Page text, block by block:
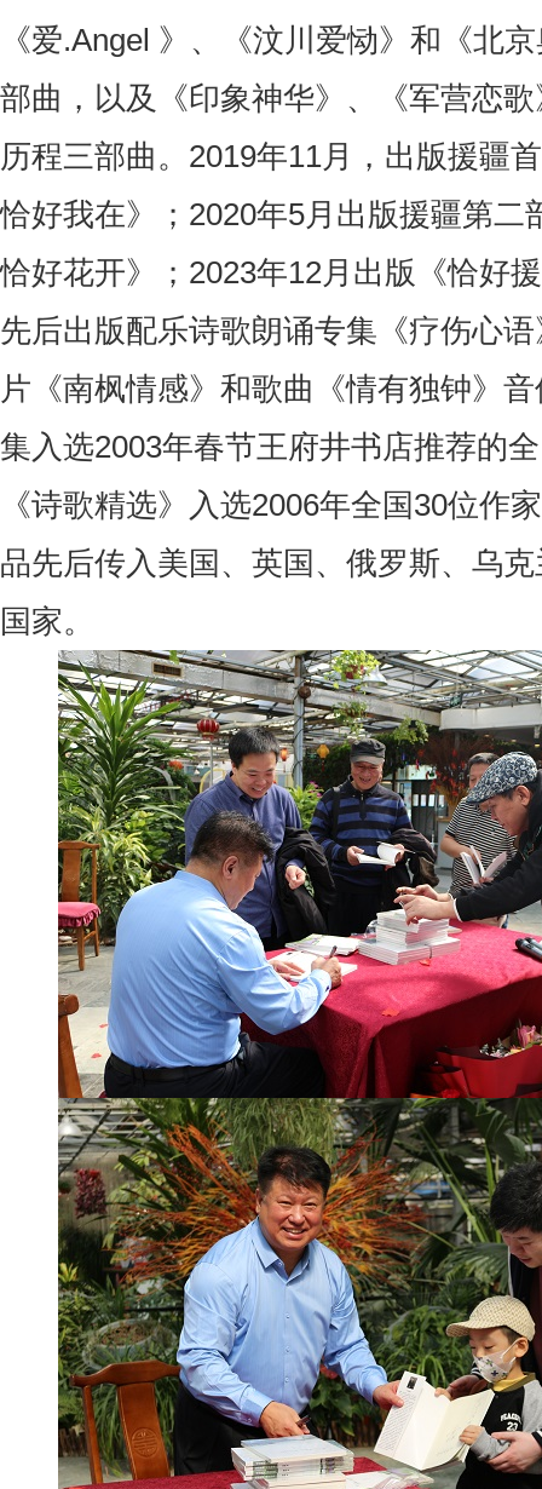
《爱.Angel 》、《汶川爱恸》和《北
部曲，以及《印象神华》、《军营恋
历程三部曲。2019年11月，出版援疆
恰好我在》；2020年5月出版援疆第二
恰好花开》；2023年12月出版《恰好
先后出版配乐诗歌朗诵专集《疗伤心
片《南枫情感》和歌曲《情有独钟》
集入选2003年春节王府井书店推荐的
《诗歌精选》入选2006年全国30位作
品先后传入美国、英国、俄罗斯、乌
国家。